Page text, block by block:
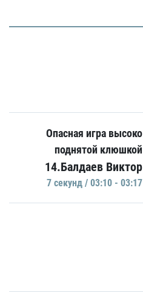
Опасная игра высоко
поднятой клюшкой
14.Балдаев Виктор
7 секунд / 03:10 - 03:17